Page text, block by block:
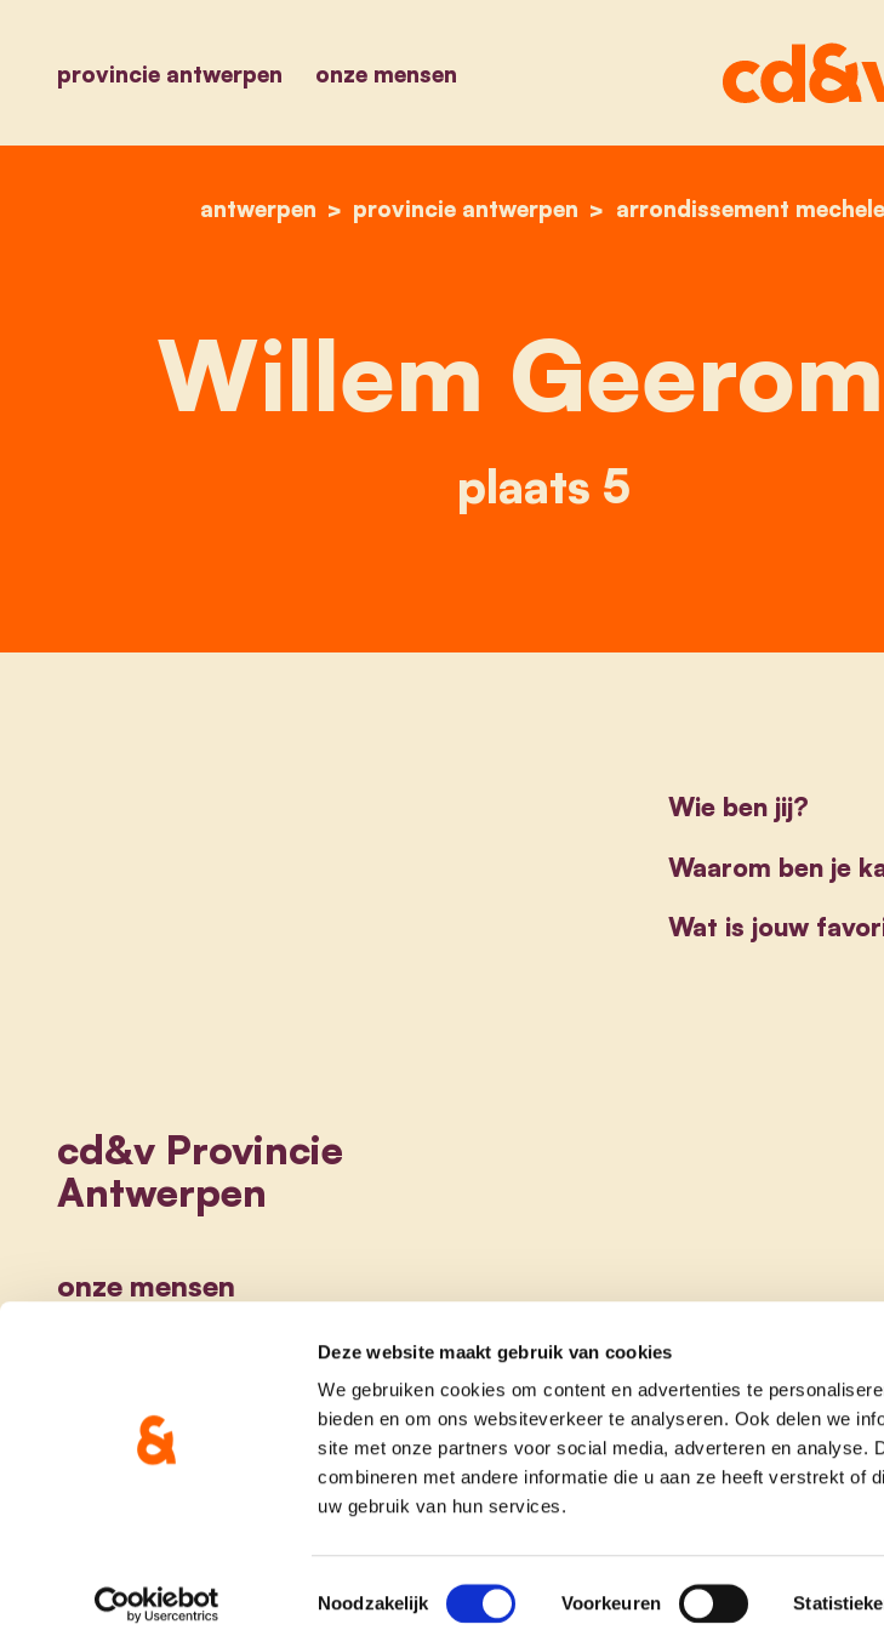
Deze website maakt gebruik van cookies
We gebruiken cookies om content en advertenties te
bieden en om ons websiteverkeer te analyseren. Ook delen we
site met onze partners voor social media, adverteren en analyse.
combineren met andere informatie die u aan ze heeft verstrekt of
uw gebruik van hun services.
Toestemmingsselectie
Noodzakelijk Voorkeuren
provincie antwerpen onze mensen
home
antwerpen provincie antwerpen arrondissement
willem geeroms
Willem
plaats 5
Wie ben jij?
Waarom ben je
Wat is jouw
cd&v Provincie
Antwerpen
onze mensen
onze partij doe mee contact